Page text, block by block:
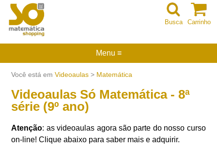
Carrinho
Busca
Menu ≡
Você está emVideoaulas > Matemática
Videoaulas Só Matemática - 8ª
série (9º ano)
Atenção: as videoaulas agora são parte do nosso curso
on-line! Clique abaixo para saber mais e adquirir.